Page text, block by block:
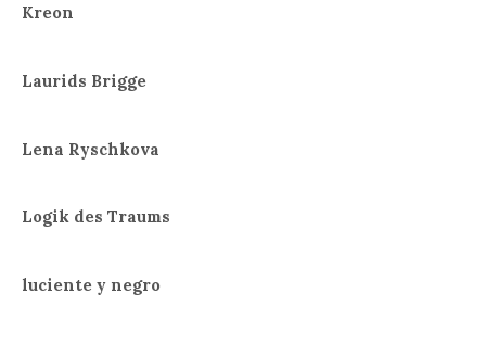
Kreon
Laurids Brigge
Lena Ryschkova
Logik des Traums
luciente y negro